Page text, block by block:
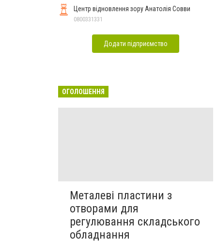
Центр відновлення зору Анатолія Совви
0800331331
Додати підприємство
ОГОЛОШЕННЯ
Металеві пластини з
отворами для
регулювання складського
обладнання